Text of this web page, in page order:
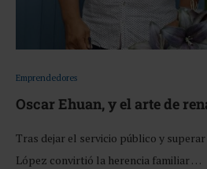
Emprendedores
Oscar Ehuan, y el arte de
Tras dejar el servicio público y superar
López convirtió la herencia familiar …